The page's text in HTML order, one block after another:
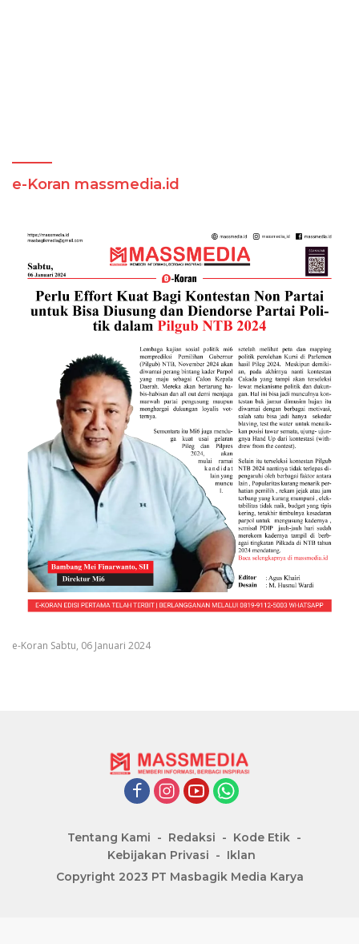
e-Koran massmedia.id
e-Koran Sabtu, 06 Januari 2024
Tentang Kami Redaksi
Kode Etik
Kebijakan Privasi
Iklan
Copyright 2023 PT Masbagik Media Karya